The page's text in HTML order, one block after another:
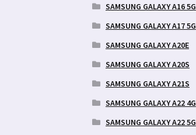
SAMSUNG GALAXY A16 5G
SAMSUNG GALAXY A17 5G
SAMSUNG GALAXY A20E
SAMSUNG GALAXY A20S
SAMSUNG GALAXY A21S
SAMSUNG GALAXY A22 4G
SAMSUNG GALAXY A22 5G